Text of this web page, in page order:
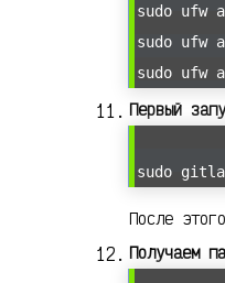
sudo ufw
sudo ufw
sudo ufw
Первый
sudo
После
Получаем